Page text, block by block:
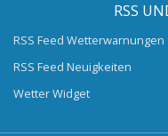
RSS
RSS Feed Wetterwarnungen
RSS Feed Neuigkeiten
Wetter Widget